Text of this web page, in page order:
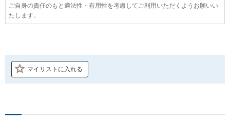
ご自身の責任のもと適法性・有用性を考慮してご利用いただくようお願いい
たします。
マイリストに入れる